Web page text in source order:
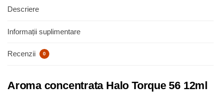
Descriere
Informații suplimentare
Recenzii 0
Aroma concentrata Halo Torque 56 12ml